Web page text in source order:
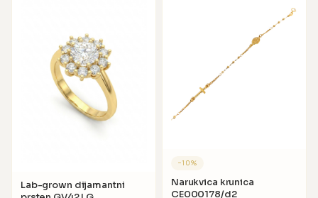
Lab-grown dijamantni
−10%
Narukvica krunica
CE000178/d2